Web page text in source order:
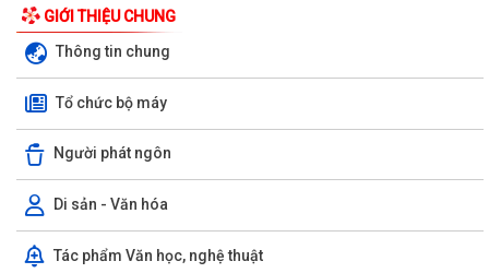
GIỚI THIỆU CHUNG
Thông tin chung
Tổ chức bộ máy
Người phát ngôn
Di sản - Văn hóa
Tác phẩm Văn học, nghệ thuật
Quyết định số 1573/QĐ-UBND Về việc cho Tổng Công ty phát triển đô